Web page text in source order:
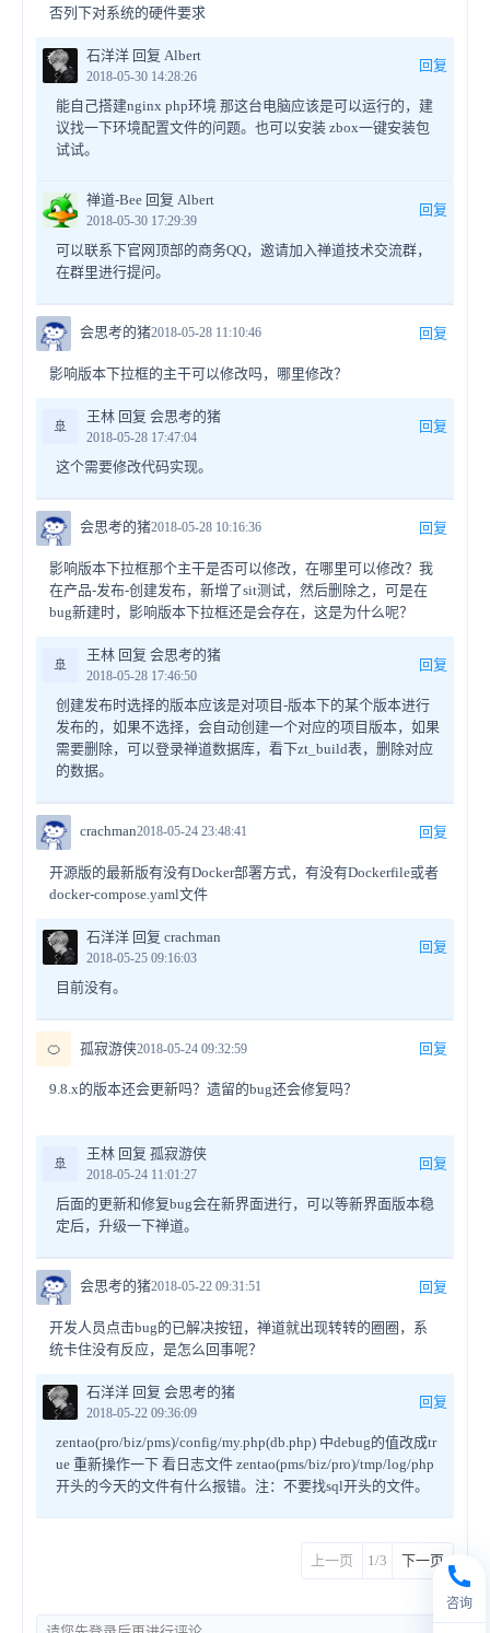
否列下对系统的硬件要求
石洋洋 回复 Albert
2018-05-30 14:28:26
回复
能自己搭建nginx php环境 那这台电脑应该是可以运行的，建
议找一下环境配置文件的问题。也可以安装 zbox一键安装包
试试。
禅道-Bee 回复 Albert
2018-05-30 17:29:39
回复
可以联系下官网顶部的商务QQ，邀请加入禅道技术交流群，
在群里进行提问。
会思考的猪2018-05-28 11:10:46 回复
影响版本下拉框的主干可以修改吗，哪里修改？
🚢
王林 回复 会思考的猪
2018-05-28 17:47:04
回复
这个需要修改代码实现。
会思考的猪2018-05-28 10:16:36 回复
影响版本下拉框那个主干是否可以修改，在哪里可以修改？我
在产品-发布-创建发布，新增了sit测试，然后删除之，可是在
bug新建时，影响版本下拉框还是会存在，这是为什么呢？
🚢
王林 回复 会思考的猪
2018-05-28 17:46:50
回复
创建发布时选择的版本应该是对项目-版本下的某个版本进行
发布的，如果不选择，会自动创建一个对应的项目版本，如果
需要删除，可以登录禅道数据库，看下zt_build表，删除对应
的数据。
crachman2018-05-24 23:48:41 回复
开源版的最新版有没有Docker部署方式，有没有Dockerfile或者
docker-compose.yaml文件
石洋洋 回复 crachman
2018-05-25 09:16:03
回复
目前没有。
🍊 孤寂游侠2018-05-24 09:32:59 回复
9.8.x的版本还会更新吗？遗留的bug还会修复吗？
🚢
王林 回复 孤寂游侠
2018-05-24 11:01:27
回复
后面的更新和修复bug会在新界面进行，可以等新界面版本稳
定后，升级一下禅道。
会思考的猪2018-05-22 09:31:51 回复
开发人员点击bug的已解决按钮，禅道就出现转转的圈圈，系
统卡住没有反应，是怎么回事呢？
石洋洋 回复 会思考的猪
2018-05-22 09:36:09
回复
zentao(pro/biz/pms)/config/my.php(db.php) 中debug的值改成tr
ue 重新操作一下 看日志文件 zentao(pms/biz/pro)/tmp/log/php
开头的今天的文件有什么报错。注：不要找sql开头的文件。
上一页 1/3 下一页
咨询